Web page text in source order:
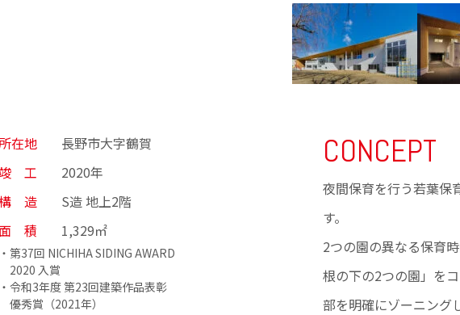
在地
長野市大字鶴賀
工
2020年
造
S造 地上2階
積
1,329㎡
第37回 NICHIHA SIDING AWARD
入賞
令和3年度 第23回建築作品表彰
秀賞（2021年）
CONCEPT
夜間保育を行う若葉保
す。
2つの園の異なる保育
根の下の2つの園」を
部を明確にゾーニング